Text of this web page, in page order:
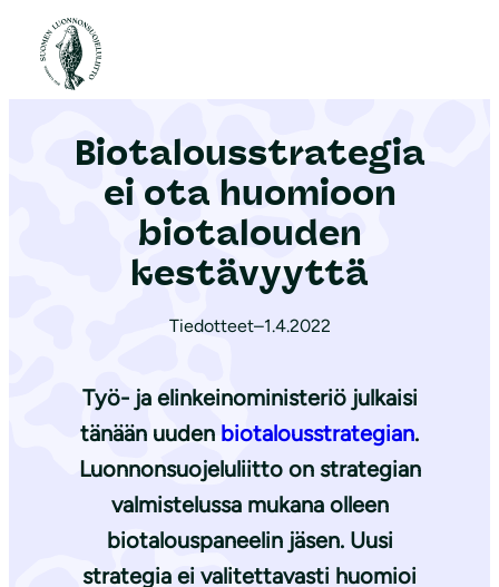
Etusivu
Bio­ta­lous­stra­te­gia
ei ota huomioon
biotalouden
kestävyyttä
Tiedotteet–1.4.2022
Työ- ja elinkeinoministeriö julkaisi
tänään uuden biotalousstrategian.
Luonnonsuojeluliitto on strategian
valmistelussa mukana olleen
biotalouspaneelin jäsen. Uusi
strategia ei valitettavasti huomioi